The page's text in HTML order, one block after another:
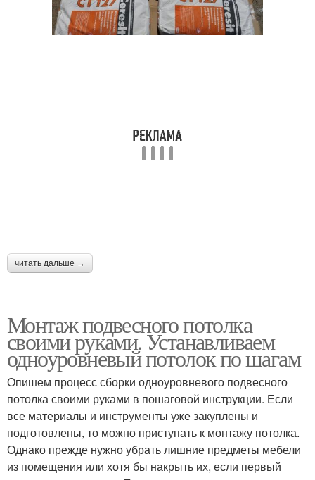
читать дальше →
Монтаж подвесного потолка
своими руками. Устанавливаем
одноуровневый потолок по шагам
Опишем процесс сборки одноуровневого подвесного
потолка своими руками в пошаговой инструкции. Если
все материалы и инструменты уже закуплены и
подготовлены, то можно приступать к монтажу потолка.
Однако прежде нужно убрать лишние предметы мебели
из помещения или хотя бы накрыть их, если первый